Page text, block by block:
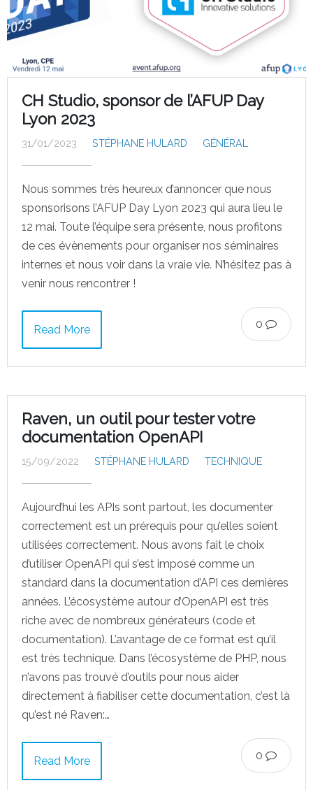
CH Studio, sponsor de l’AFUP Day
Lyon 2023
31/01/2023 STÉPHANE HULARD GÉNÉRAL
Nous sommes très heureux d’annoncer que nous
sponsorisons l’AFUP Day Lyon 2023 qui aura lieu le
12 mai. Toute l’équipe sera présente, nous profitons
de ces évènements pour organiser nos séminaires
internes et nous voir dans la vraie vie. N’hésitez pas à
venir nous rencontrer !
0
Read More
Raven, un outil pour tester votre
documentation OpenAPI
15/09/2022 STÉPHANE HULARD TECHNIQUE
Aujourd’hui les APIs sont partout, les documenter
correctement est un prérequis pour qu’elles soient
utilisées correctement. Nous avons fait le choix
d’utiliser OpenAPI qui s’est imposé comme un
standard dans la documentation d’API ces dernières
années. L’écosystème autour d’OpenAPI est très
riche avec de nombreux générateurs (code et
documentation). L’avantage de ce format est qu’il
est très technique. Dans l’écosystème de PHP, nous
n’avons pas trouvé d’outils pour nous aider
directement à fiabiliser cette documentation, c’est là
qu’est né Raven:…
0
Read More